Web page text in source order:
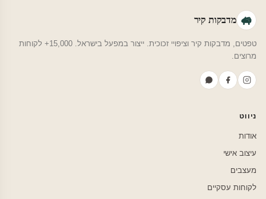
מדבקות קיר
טפטים, מדבקות קיר וציפויי זכוכית. ייצור במפעל בישראל. 15,000+ לקוחות
מרוצים.
ניווט
אודות
עיצוב אישי
מעצבים
לקוחות עסקיים